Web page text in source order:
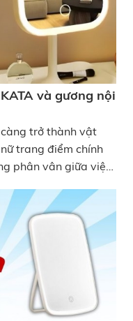
và gương nội
trở thành vật
trang điểm chính
phân vân giữa việc
điểm KATA và
kế, chất lượng ánh
bạn dễ dàng tìm ra
nhu cầu của mình